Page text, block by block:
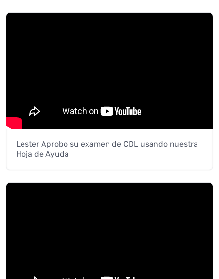
Lester Aprobo su examen de CDL usando nuestra
Hoja de Ayuda